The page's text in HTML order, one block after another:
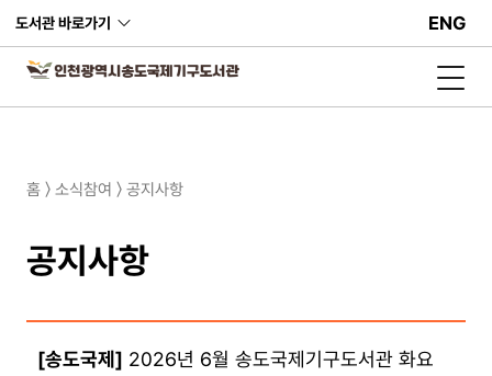
도서관 바로가기 ENG
홈 〉 소식참여 〉 공지사항
공지사항
[송도국제] 2026년 6월 송도국제기구도서관 화요